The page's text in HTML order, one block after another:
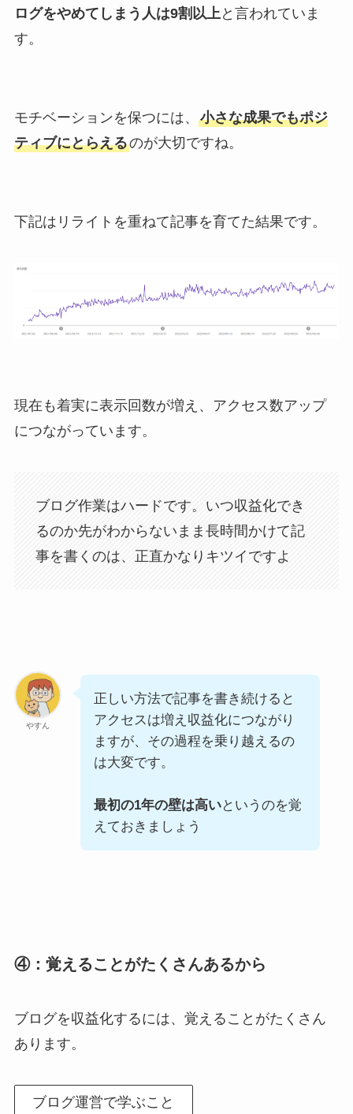
ログをやめてしまう人は9割以上と言われていま
す。
モチベーションを保つには、 小さな成果でもポジ
ティブにとらえるのが大切ですね。
下記はリライトを重ねて記事を育てた結果です。
現在も着実に表示回数が増え、アクセス数アップ
につながっています。
ブログ作業はハードです。いつ収益化でき
るのか先がわからないまま長時間かけて記
事を書くのは、正直かなりキツイですよ
やすん
正しい方法で記事を書き続けると
アクセスは増え収益化につながり
ますが、その過程を乗り越えるの
は大変です。
最初の1年の壁は高いというのを覚
えておきましょう
④：覚えることがたくさんあるから
ブログを収益化するには、覚えることがたくさん
あります。
ブログ運営で学ぶこと